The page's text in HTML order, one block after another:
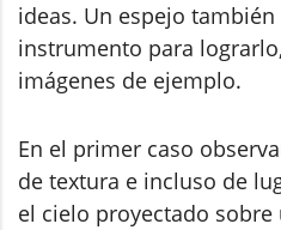
ideas. Un espejo
instrumento para
imágenes de ejemplo.
En el primer caso
de textura e incluso de
el cielo proyectado